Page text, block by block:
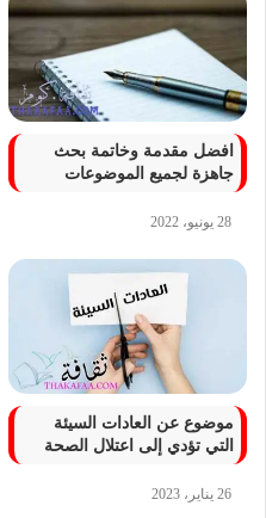
افضل مقدمة وخاتمة بحث
جاهزة لجميع الموضوعات
28 يونيو، 2022
موضوع عن العادات السيئة
التي تؤدي إلى اعتلال الصحة
26 يناير، 2023